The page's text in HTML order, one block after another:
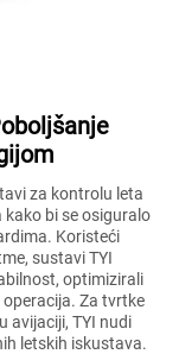
za kontrolu leta
kako bi se osiguralo
Koristeći
sustavi TYI
optimizirali
Za tvrtke
avijaciji, TYI nudi
letskih iskustava.